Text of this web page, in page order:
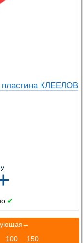
пластина КЛЕЕЛОВ
✔
100 150